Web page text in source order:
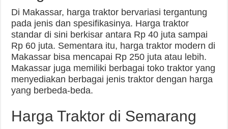
Di Makassar, harga traktor bervariasi tergantung
pada jenis dan spesifikasinya. Harga traktor
standar di sini berkisar antara Rp 40 juta sampai
Rp 60 juta. Sementara itu, harga traktor modern di
Makassar bisa mencapai Rp 250 juta atau lebih.
Makassar juga memiliki berbagai toko traktor yang
menyediakan berbagai jenis traktor dengan harga
yang berbeda-beda.
Harga Traktor di Semarang